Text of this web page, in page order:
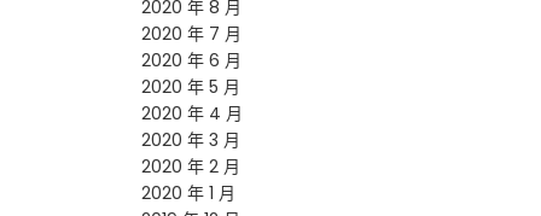
2020 年 8 月
2020 年 7 月
2020 年 6 月
2020 年 5 月
2020 年 4 月
2020 年 3 月
2020 年 2 月
2020 年 1 月